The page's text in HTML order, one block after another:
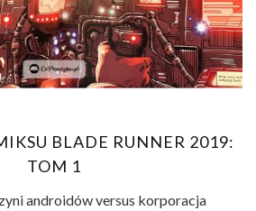
BLADE RUNNER 2019:
TOM 1
androidów versus korporacja